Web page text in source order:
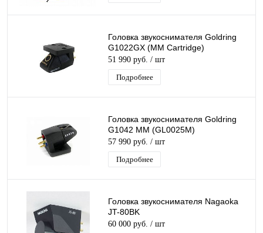
Головка звукоснимателя Goldring
G1022GX (MM Cartridge)
51 990 руб. / шт
Подробнее
Головка звукоснимателя Goldring
G1042 MM (GL0025M)
57 990 руб. / шт
Подробнее
Головка звукоснимателя Nagaoka
JT-80BK
60 000 руб. / шт